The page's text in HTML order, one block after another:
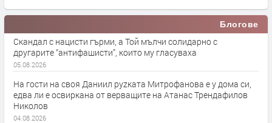
Блогове
Скандал с нацисти гърми, а Той мълчи солидарно с
другарите “антифашисти”, които му гласуваха
05.08.2026
На гости на своя Даниил руzката Митрофанова е у дома си,
едва ли е освиркана от верващите на Атанас Трендафилов
Николов
04.08.2026